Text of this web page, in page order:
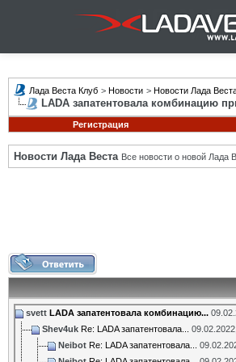
Лада Веста Клуб > Новости > Новости Лада
LADA запатентовала комбинацию
Регистрация
Новости Лада Веста Все новости о новой Лада
svett LADA запатентовала комбинацию...
Shev4uk Re: LADA запатентовала... 09.02.2022,
Neibot Re: LADA запатентовала...